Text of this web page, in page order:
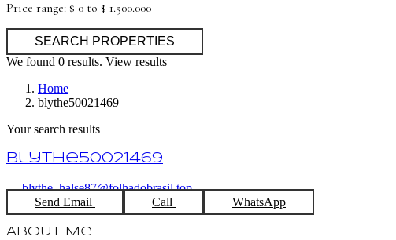
Price range: $ 0 to $ 1.500.000
We found 0 results. View results
Home
blythe50021469
Your search results
blythe50021469
blythe_halse87@folhadobrasil.top
Send Email
Call WhatsApp
About Me